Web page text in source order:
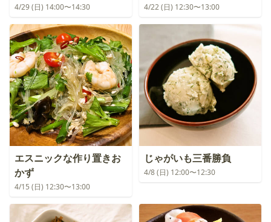
4/29 (日) 14:00〜14:30 4/22 (日) 12:30〜13:00
エスニックな作り置きお
かず
4/15 (日) 12:30〜13:00
じゃがいも三番勝負
4/8 (日) 12:00〜12:30